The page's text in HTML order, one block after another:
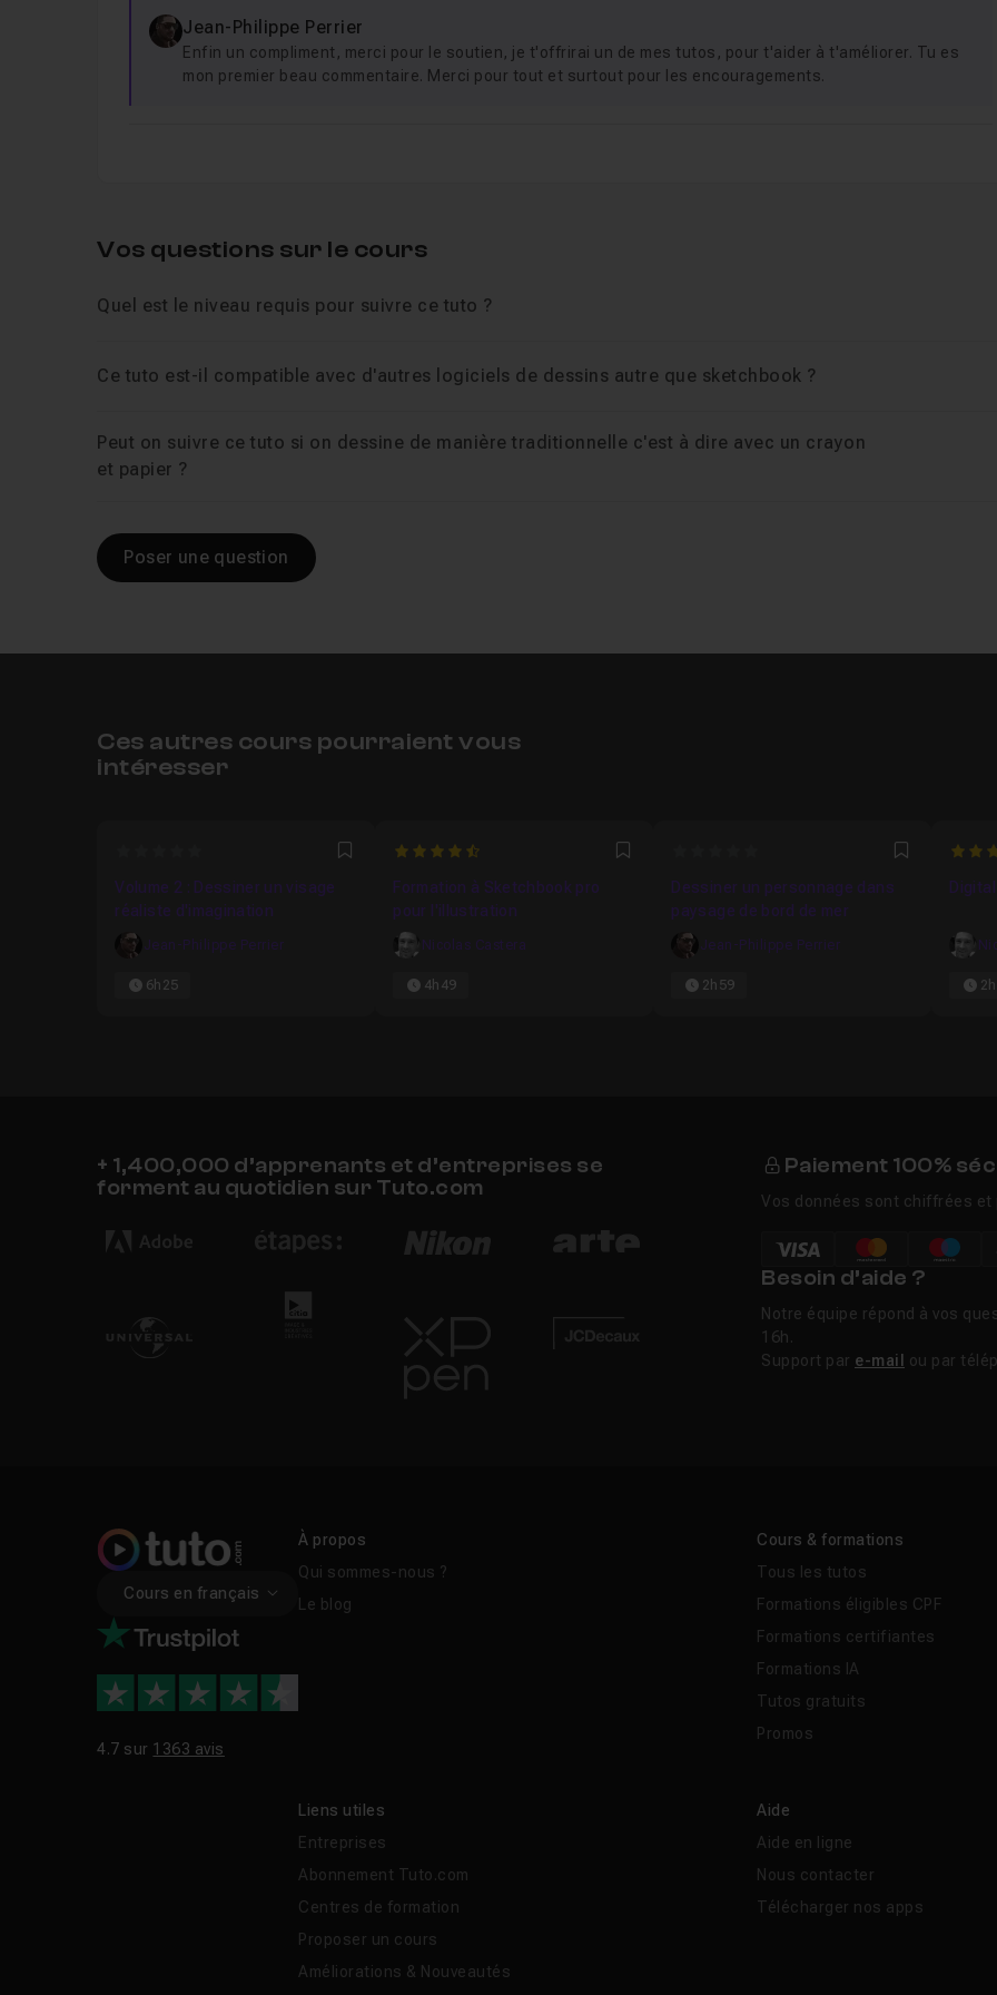
Chapitre 5 : Modèles pour dessiner un visage de 3/4 face. 1h08
Jean-Philippe Perrier
Enfin un compliment, merci pour le soutien, je t'offrirai un de mes tutos, pour t'aider à t'améliorer. Tu es
mon premier beau commentaire. Merci pour tout et surtout pour les encouragements.
Vos questions sur le cours
Quel est le niveau requis pour suivre ce tuto ?
Ce tuto est-il compatible avec d'autres logiciels de dessins autre que sketchbook ?
Peut on suivre ce tuto si on dessine de manière traditionnelle c'est à dire avec un crayon
et papier ?
Poser une question
Ces autres cours pourraient vous
intéresser
Favori
Volume 2 : Dessiner un visage
réaliste d'imagination
Jean-Philippe Perrier
6h25
4.6538461538462 Favori
Formation à Sketchbook pro
pour l'illustration
Nicolas Castera
4h49
Favori
Dessiner un personnage dans
paysage de bord de mer
Jean-Philippe Perrier
2h59
4.94
+ 1,400,000 d’apprenants et d’entreprises se
forment au quotidien sur Tuto.com
Paiement 100%
Vos données sont chiffrées
Besoin d’aide ?
Notre équipe répond à vos
16h.
Support par e-mail ou par
Cours en français
4.7 sur 1363 avis
À propos
Qui sommes-nous ?
Le blog
Cours & formations
Tous les tutos
Formations éligibles CPF
Formations certifiantes
Formations IA
Tutos gratuits
Promos
Liens utiles
Entreprises
Abonnement Tuto.com
Centres de formation
Proposer un cours
Améliorations & Nouveautés
Aide
Aide en ligne
Nous contacter
Télécharger nos apps